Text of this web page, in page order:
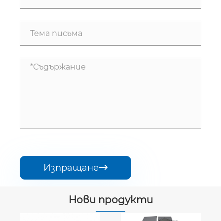
Изпращане
Нови продукти